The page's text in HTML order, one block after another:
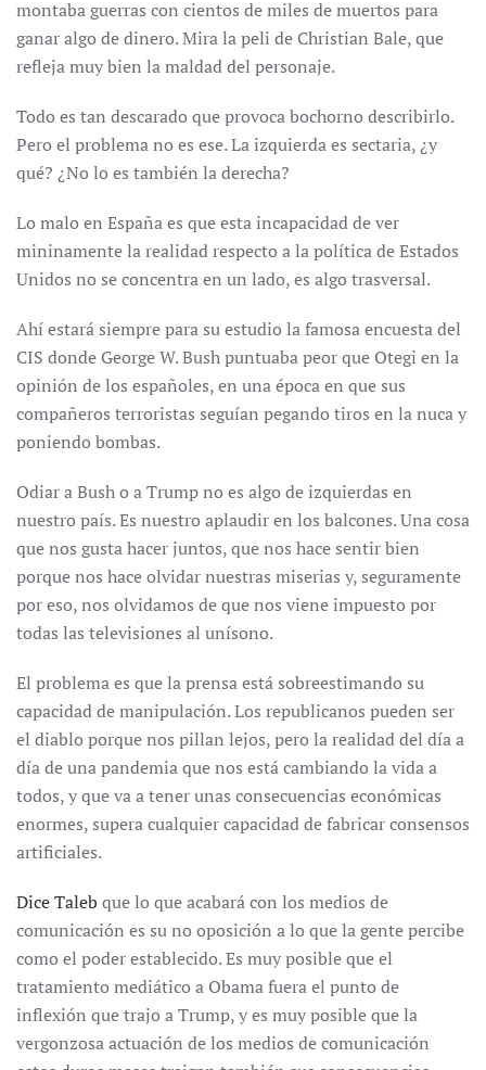
montaba guerras con cientos de miles de muertos para
ganar algo de dinero. Mira la peli de Christian Bale, que
refleja muy bien la maldad del personaje.
Todo es tan descarado que provoca bochorno describirlo.
Pero el problema no es ese. La izquierda es sectaria, ¿y
qué? ¿No lo es también la derecha?
Lo malo en España es que esta incapacidad de ver
mininamente la realidad respecto a la política de Estados
Unidos no se concentra en un lado, es algo trasversal.
Ahí estará siempre para su estudio la famosa encuesta del
CIS donde George W. Bush puntuaba peor que Otegi en la
opinión de los españoles, en una época en que sus
compañeros terroristas seguían pegando tiros en la nuca y
poniendo bombas.
Odiar a Bush o a Trump no es algo de izquierdas en
nuestro país. Es nuestro aplaudir en los balcones. Una cosa
que nos gusta hacer juntos, que nos hace sentir bien
porque nos hace olvidar nuestras miserias y, seguramente
por eso, nos olvidamos de que nos viene impuesto por
todas las televisiones al unísono.
El problema es que la prensa está sobreestimando su
capacidad de manipulación. Los republicanos pueden ser
el diablo porque nos pillan lejos, pero la realidad del día a
día de una pandemia que nos está cambiando la vida a
todos, y que va a tener unas consecuencias económicas
enormes, supera cualquier capacidad de fabricar consensos
artificiales.
Dice Taleb que lo que acabará con los medios de
comunicación es su no oposición a lo que la gente percibe
como el poder establecido. Es muy posible que el
tratamiento mediático a Obama fuera el punto de
inflexión que trajo a Trump, y es muy posible que la
vergonzosa actuación de los medios de comunicación